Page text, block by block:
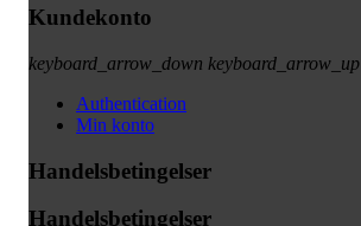
Kundekonto
keyboard_arrow_down keyboard_arrow_up
Authentication
Min konto
Handelsbetingelser
Handelsbetingelser